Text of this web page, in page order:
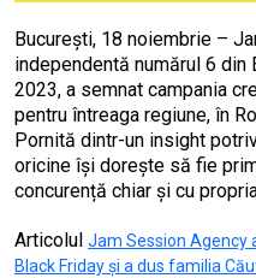
București, 18 noiembrie –
independentă numărul 6 din
2023, a semnat campania
pentru întreaga regiune, în
Pornită dintr-un insight
oricine își dorește să fie
concurență chiar și cu
Articolul Jam Session Agency
Black Friday și a dus familia